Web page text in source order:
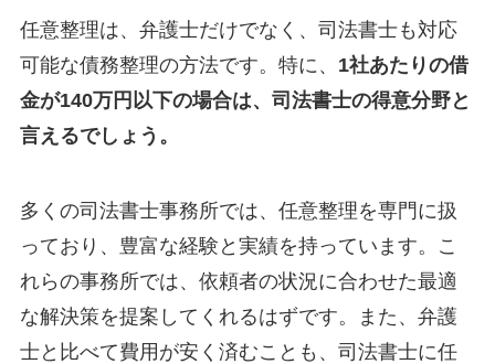
任意整理は、弁護士だけでなく、司法書士も対応
可能な債務整理の方法です。特に、 1社あたりの借
金が140万円以下の場合は、司法書士の得意分野と
言えるでしょう。
多くの司法書士事務所では、任意整理を専門に扱
っており、豊富な経験と実績を持っています。こ
れらの事務所では、依頼者の状況に合わせた最適
な解決策を提案してくれるはずです。また、弁護
士と比べて費用が安く済むことも、司法書士に任